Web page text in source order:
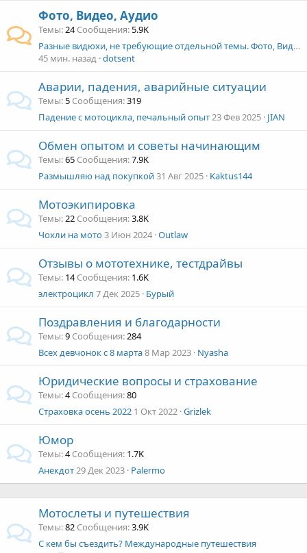
Фото, Видео, Аудио
Темы 24 Сообщения 5.9K
Разные видюхи, не требующие отдельной темы. Фото, Видео, Аудио
45 мин. назад dotsent
Аварии, падения, аварийные ситуации
Темы 5 Сообщения 319
Падение с мотоцикла, печальный опыт23 Фев 2025 JIAN
Обмен опытом и советы начинающим
Темы 65 Сообщения 7.9K
Размышляю над покупкой31 Авг 2025 Kaktus144
Мотоэкипировка
Темы 22 Сообщения 3.8K
Чохли на мото3 Июн 2024 Outlaw
Отзывы о мототехнике, тестдрайвы
Темы 14 Сообщения 1.6K
электроцикл 7 Дек 2025 Бурый
Поздравления и благодарности
Темы 9 Сообщения 284
Всех девчонок с 8 марта8 Мар 2023 Nyasha
Юридические вопросы и страхование
Темы 4 Сообщения 80
Страховка осень 2022 1 Окт 2022 Grizlek
Юмор
Темы 4 Сообщения 1.7K
Анекдот29 Дек 2023 Palermo
Мотослеты и путешествия
Темы 82 Сообщения 3.9K
С кем бы съездить? Международные путешествия